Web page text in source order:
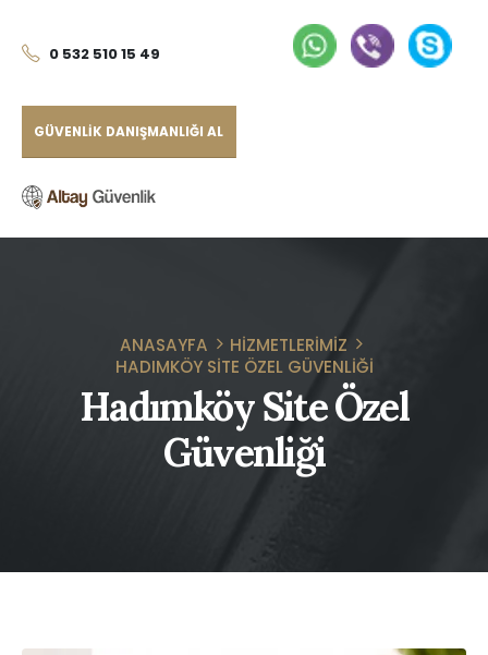
0 532 510 15 49
GÜVENLIK DANIŞMANLIĞI AL
ANASAYFA
HIZMETLERIMIZ
HADIMKÖY SITE ÖZEL GÜVENLIĞI
Hadımköy Site Özel
Güvenliği